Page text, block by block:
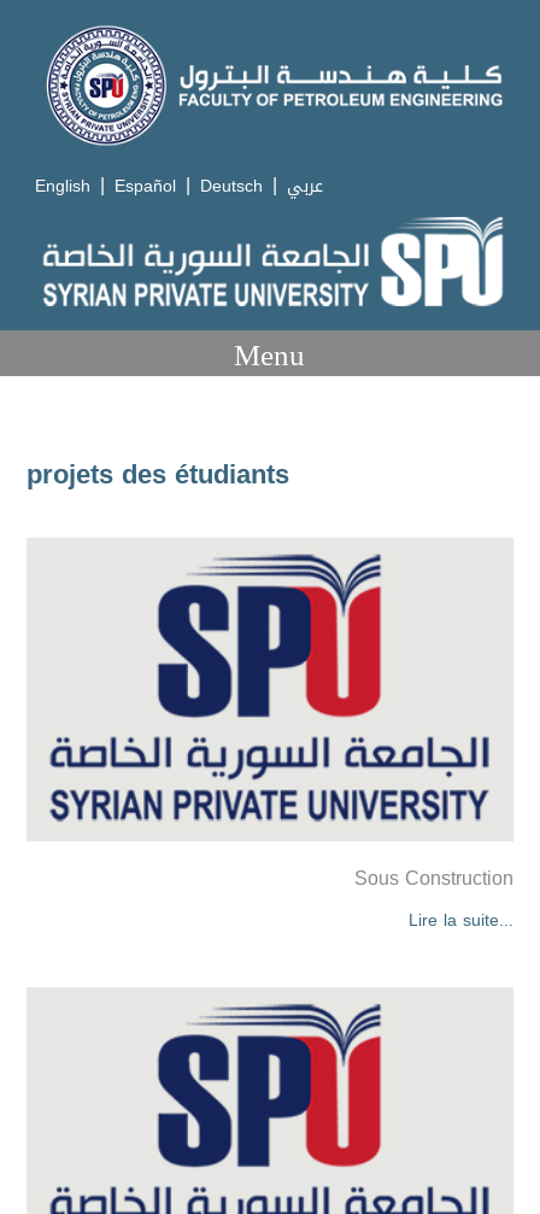
English | Español | Deutsch | عربي
Menu
projets des étudiants
Sous Construction
Lire la suite...